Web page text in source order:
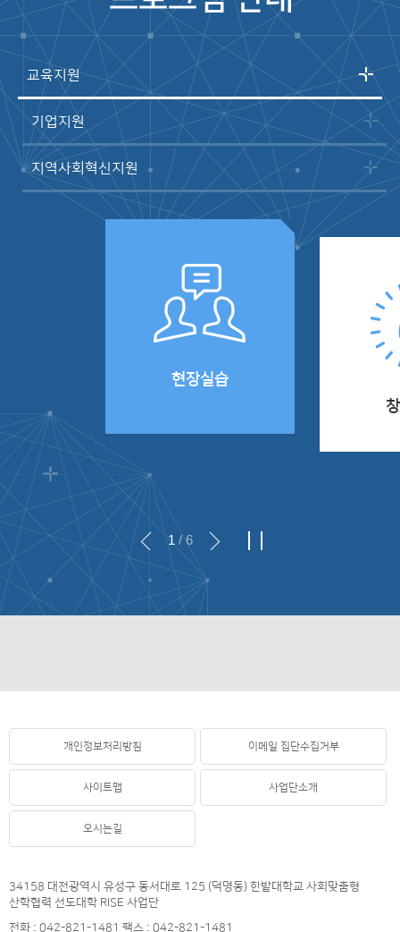
교육지원
기업지원
지역사회혁신지원
1/ 6
현장실습
개인정보처리방침 이메일 집단수집거부
사이트맵 사업단소개
오시는길
34158 대전광역시 유성구 동서대로 125 (덕명동) 한밭대학교 사회맞춤형
산학협력 선도대학 RISE 사업단
전화 : 042-821-1481 팩스 : 042-821-1481